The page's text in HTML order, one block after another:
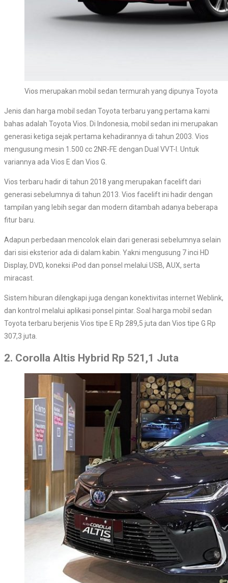
Vios merupakan mobil sedan termurah yang dipunya Toyota
Jenis dan harga mobil sedan Toyota terbaru yang pertama kami
bahas adalah Toyota Vios. Di Indonesia, mobil sedan ini merupakan
generasi ketiga sejak pertama kehadirannya di tahun 2003. Vios
mengusung mesin 1.500 cc 2NR-FE dengan Dual VVT-I. Untuk
variannya ada Vios E dan Vios G.
Vios terbaru hadir di tahun 2018 yang merupakan facelift dari
generasi sebelumnya di tahun 2013. Vios facelift ini hadir dengan
tampilan yang lebih segar dan modern ditambah adanya beberapa
fitur baru.
Adapun perbedaan mencolok elain dari generasi sebelumnya selain
dari sisi eksterior ada di dalam kabin. Yakni mengusung 7 inci HD
Display, DVD, koneksi iPod dan ponsel melalui USB, AUX, serta
miracast.
Sistem hiburan dilengkapi juga dengan konektivitas internet Weblink,
dan kontrol melalui aplikasi ponsel pintar. Soal harga mobil sedan
Toyota terbaru berjenis Vios tipe E Rp 289,5 juta dan Vios tipe G Rp
307,3 juta.
2. Corolla Altis Hybrid Rp 521,1 Juta